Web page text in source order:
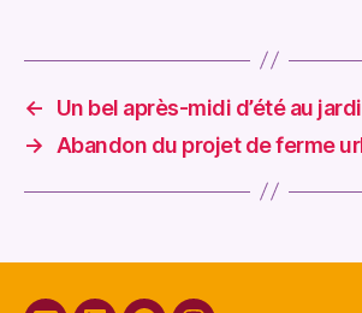
←
Un bel après-midi d’été au
→
Abandon du projet de ferme